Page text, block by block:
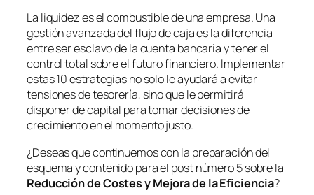
La liquidez es el combustible de una empresa. Una
gestión avanzada del flujo de caja es la diferencia
entre ser esclavo de la cuenta bancaria y tener el
control total sobre el futuro financiero. Implementar
estas 10 estrategias no solo le ayudará a evitar
tensiones de tesorería, sino que le permitirá
disponer de capital para tomar decisiones de
crecimiento en el momento justo.
¿Deseas que continuemos con la preparación del
esquema y contenido para el post número 5 sobre la
Reducción de Costes y Mejora de la Eficiencia?